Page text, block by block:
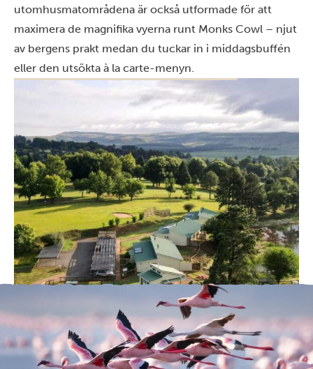
utomhusmatområdena är också utformade för att
maximera de magnifika vyerna runt Monks Cowl – njut
av bergens prakt medan du tuckar in i middagsbuffén
eller den utsökta à la carte-menyn.